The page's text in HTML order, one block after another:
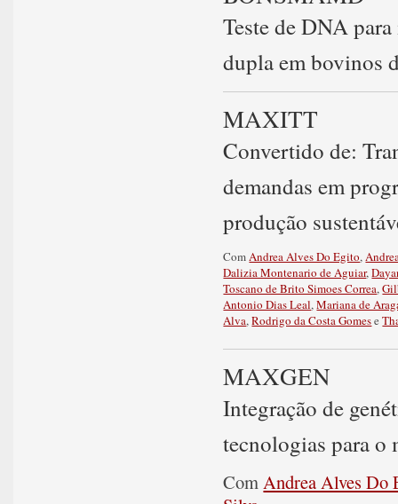
Teste de DNA
dupla em bovinos
MAXITT
Convertido de:
demandas em
produção
ComAndrea Alves Do Egito,
Dalizia Montenario de Aguiar,
Toscano de Brito Simoes Correa,
Antonio Dias Leal,Mariana de
Alva,Rodrigo da Costa Gomese
MAXGEN
Integração de
tecnologias para o
ComAndrea Alves Do